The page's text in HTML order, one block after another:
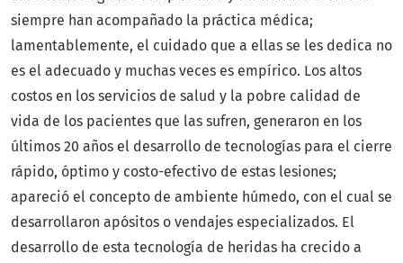
siempre han acompañado la práctica médica;
lamentablemente, el cuidado que a ellas se les dedica no
es el adecuado y muchas veces es empírico. Los altos
costos en los servicios de salud y la pobre calidad de
vida de los pacientes que las sufren, generaron en los
últimos 20 años el desarrollo de tecnologías para el cierre
rápido, óptimo y costo-efectivo de estas lesiones;
apareció el concepto de ambiente húmedo, con el cual se
desarrollaron apósitos o vendajes especializados. El
desarrollo de esta tecnología de heridas ha crecido a